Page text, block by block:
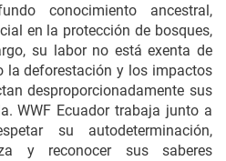
conocimiento ancestral,
en la protección de bosques,
su labor no está exenta de
la deforestación y los impactos
desproporcionadamente sus
WWF Ecuador trabaja junto a
su autodeterminación,
y reconocer sus saberes